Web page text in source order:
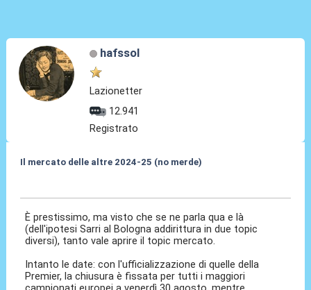
hafssol
Lazionetter
12.941
Registrato
Il mercato delle altre 2024-25 (no merde)
È prestissimo, ma visto che se ne parla qua e là
(dell'ipotesi Sarri al Bologna addirittura in due topic
diversi), tanto vale aprire il topic mercato.
Intanto le date: con l'ufficializzazione di quelle della
Premier, la chiusura è fissata per tutti i maggiori